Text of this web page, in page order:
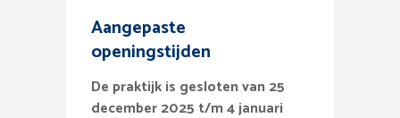
Aangepaste
openingstijden
De praktijk is gesloten van 25
december 2025 t/m 4 januari